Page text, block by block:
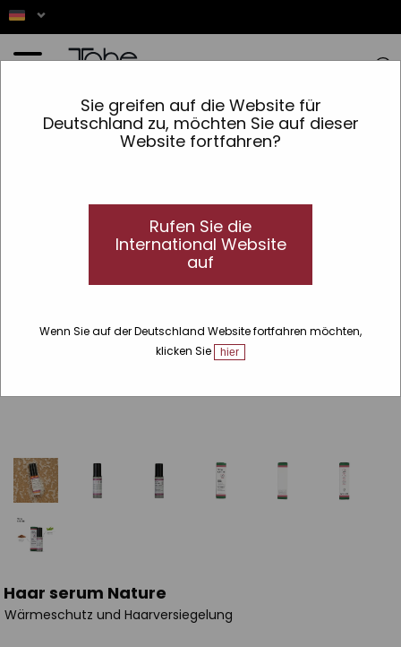
Sie greifen auf die Website für
Deutschland zu, möchten Sie auf dieser
Website fortfahren?
Rufen Sie die
International Website
auf
Wenn Sie auf der Deutschland Website fortfahren möchten,
klicken Sie
hier
Zeilen Nature »Haar serum
Haar serum Nature
Wärmeschutz und Haarversiegelung